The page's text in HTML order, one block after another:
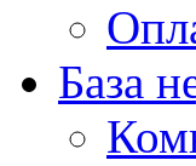
База